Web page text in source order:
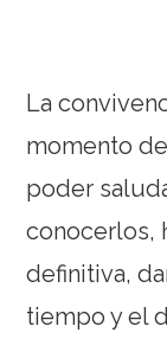
La
momento
poder
conocerlos,
definitiva,
tiempo y el